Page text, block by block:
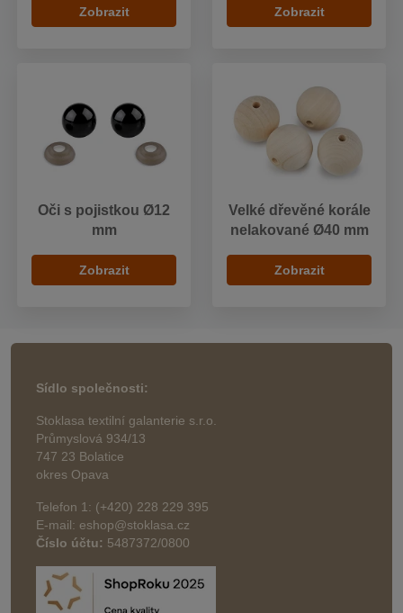
Zobrazit Zobrazit
Oči s pojistkou Ø12
mm
Zobrazit
Velké dřevěné korále
nelakované Ø40 mm
Zobrazit
Sídlo společnosti:
Stoklasa textilní galanterie s.r.o.
Průmyslová 934/13
747 23 Bolatice
okres Opava
Telefon 1: (+420) 228 229 395
E-mail: eshop@stoklasa.cz
Číslo účtu: 5487372/0800